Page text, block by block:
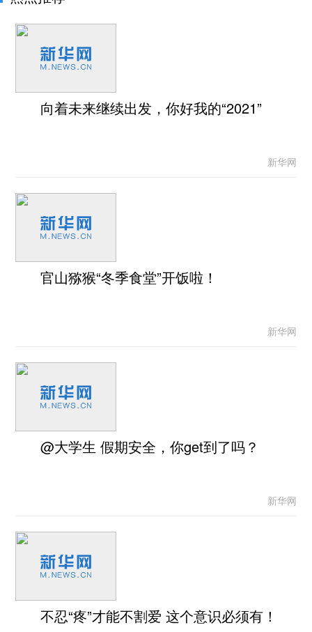
向着未来继续出发，你好我的“2021”
新华网
官山猕猴“冬季食堂”开饭啦！
新华网
@大学生 假期安全，你get到了吗？
新华网
不忍“疼”才能不割爱 这个意识必须有！